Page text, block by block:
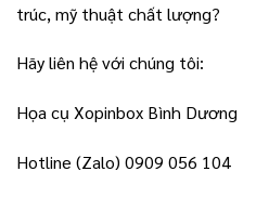
trúc, mỹ thuật chất lượng?
Hãy liên hệ với chúng tôi:
Họa cụ Xopinbox Bình Dương
Hotline (Zalo) 0909 056 104